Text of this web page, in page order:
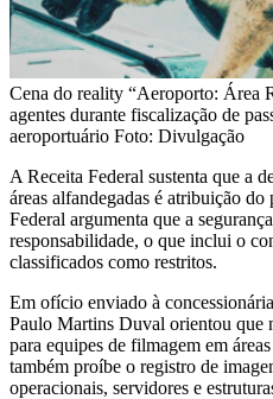
Cena do reality “Aeroporto: Área
agentes durante fiscalização de
aeroportuário Foto: Divulgação
A Receita Federal sustenta que a
áreas alfandegadas é atribuição
Federal argumenta que a
responsabilidade, o que inclui o
classificados como restritos.
Em ofício enviado à
Paulo Martins Duval orientou que
para equipes de filmagem em
também proíbe o registro de
operacionais, servidores e